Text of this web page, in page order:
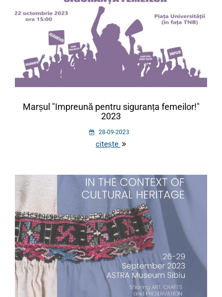
Marșul "Impreună pentru siguranța femeilor!"
2023
28-09-2023
citește